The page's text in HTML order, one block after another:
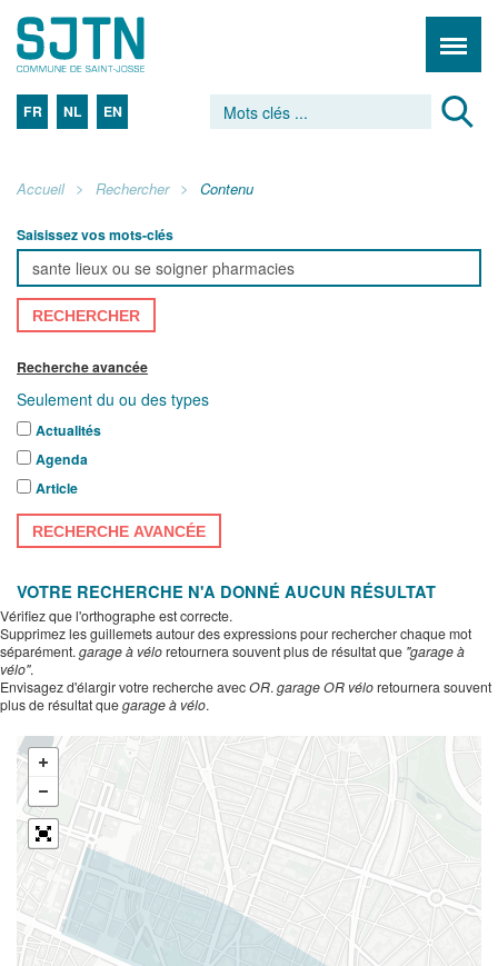
FR NL EN
Accueil Rechercher Contenu
Saisissez vos mots-clés
RECHERCHER
Recherche avancée
Seulement du ou des types
Actualités
Agenda
Article
RECHERCHE AVANCÉE
VOTRE RECHERCHE N'A DONNÉ AUCUN RÉSULTAT
Vérifiez que l'orthographe est correcte.
Supprimez les guillemets autour des expressions pour rechercher chaque mot
séparément. garage à véloretournera souvent plus de résultat que "garage à
vélo".
Envisagez d'élargir votre recherche avecOR. garage OR véloretournera souvent
plus de résultat quegarage à vélo.